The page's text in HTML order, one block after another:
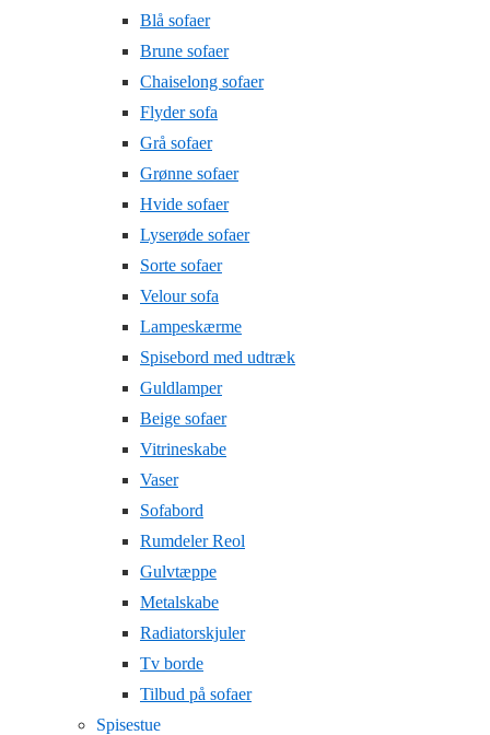
Blå sofaer
Brune sofaer
Chaiselong sofaer
Flyder sofa
Grå sofaer
Grønne sofaer
Hvide sofaer
Lyserøde sofaer
Sorte sofaer
Velour sofa
Lampeskærme
Spisebord med udtræk
Guldlamper
Beige sofaer
Vitrineskabe
Vaser
Sofabord
Rumdeler Reol
Gulvtæppe
Metalskabe
Radiatorskjuler
Tv borde
Tilbud på sofaer
Spisestue